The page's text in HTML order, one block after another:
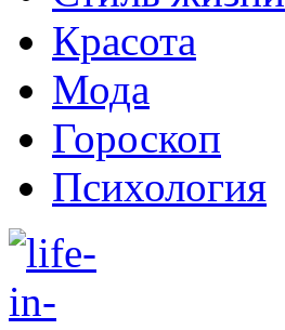
Красота
Мода
Гороскоп
Психология